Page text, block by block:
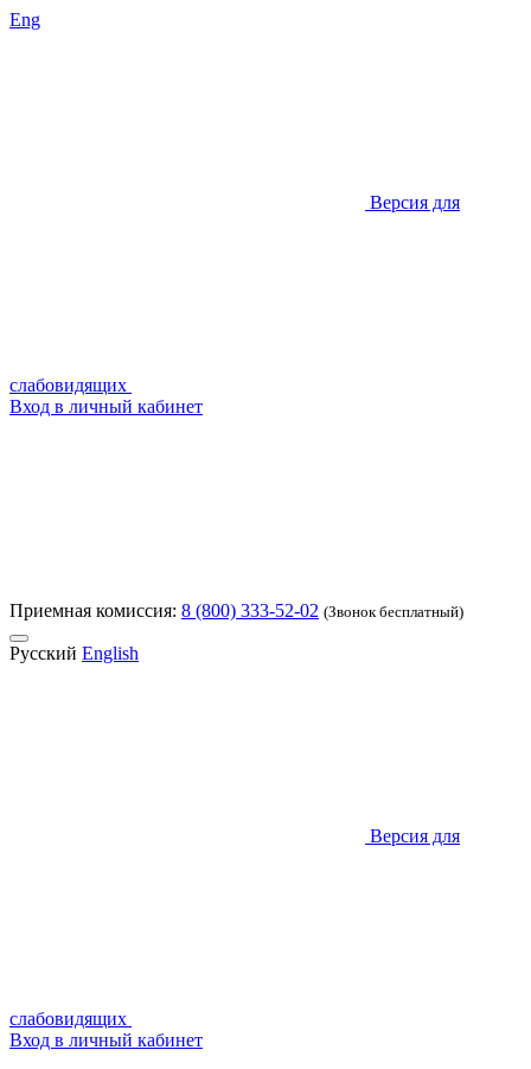
Eng
Версия для
слабовидящих
Вход в личный кабинет
Приемная комиссия: 8 (800) 333-52-02 (Звонок бесплатный)
Русский English
Версия для
слабовидящих
Вход в личный кабинет